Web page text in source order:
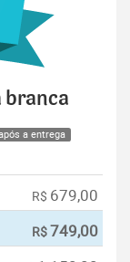
branca
a entrega
R$ 679,00
R$749,00